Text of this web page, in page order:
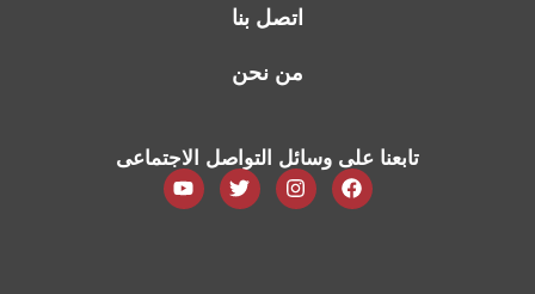
اتصل بنا
من نحن
تابعنا على وسائل التواصل الاجتماعى